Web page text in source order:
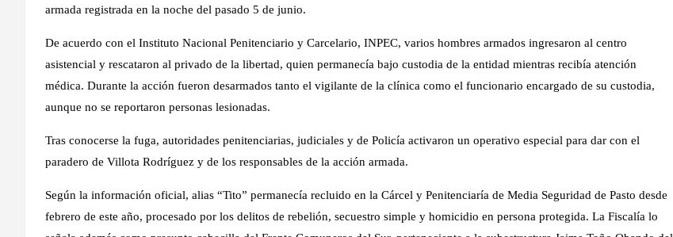
armada registrada en la noche del pasado 5 de junio.
De acuerdo con el Instituto Nacional Penitenciario y Carcelario, INPEC, varios hombres armados ingresaron al centro
asistencial y rescataron al privado de la libertad, quien permanecía bajo custodia de la entidad mientras recibía atención
médica. Durante la acción fueron desarmados tanto el vigilante de la clínica como el funcionario encargado de su custodia,
aunque no se reportaron personas lesionadas.
Tras conocerse la fuga, autoridades penitenciarias, judiciales y de Policía activaron un operativo especial para dar con el
paradero de Villota Rodríguez y de los responsables de la acción armada.
Según la información oficial, alias “Tito” permanecía recluido en la Cárcel y Penitenciaría de Media Seguridad de Pasto desde
febrero de este año, procesado por los delitos de rebelión, secuestro simple y homicidio en persona protegida. La Fiscalía lo